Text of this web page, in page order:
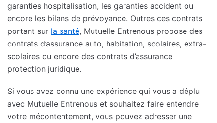
garanties hospitalisation, les garanties accident ou
encore les bilans de prévoyance. Outres ces contrats
portant sur la santé, Mutuelle Entrenous propose des
contrats d’assurance auto, habitation, scolaires, extra-
scolaires ou encore des contrats d’assurance
protection juridique.
Si vous avez connu une expérience qui vous a déplu
avec Mutuelle Entrenous et souhaitez faire entendre
votre mécontentement, vous pouvez adresser une